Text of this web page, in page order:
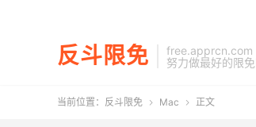
反斗限免
free.apprcn.com
努力做最好的限
当前位置： 反斗限免  Mac  正文